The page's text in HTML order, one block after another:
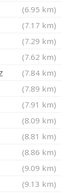
(6.95 km)
(7.17 km)
(7.29 km)
(7.62 km)
(7.84 km)
(7.89 km)
(7.91 km)
(8.09 km)
(8.81 km)
(8.86 km)
(9.09 km)
(9.13 km)